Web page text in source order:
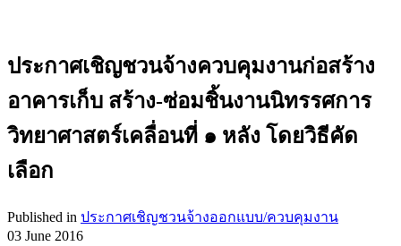
ประกาศเชิญชวนจ้างควบคุมงานก่อสร้าง
อาคารเก็บ สร้าง-ซ่อมชิ้นงานนิทรรศการ
วิทยาศาสตร์เคลื่อนที่ ๑ หลัง โดยวิธีคัด
เลือก
Published in ประกาศเชิญชวนจ้างออกแบบ/ควบคุมงาน
03 June 2016